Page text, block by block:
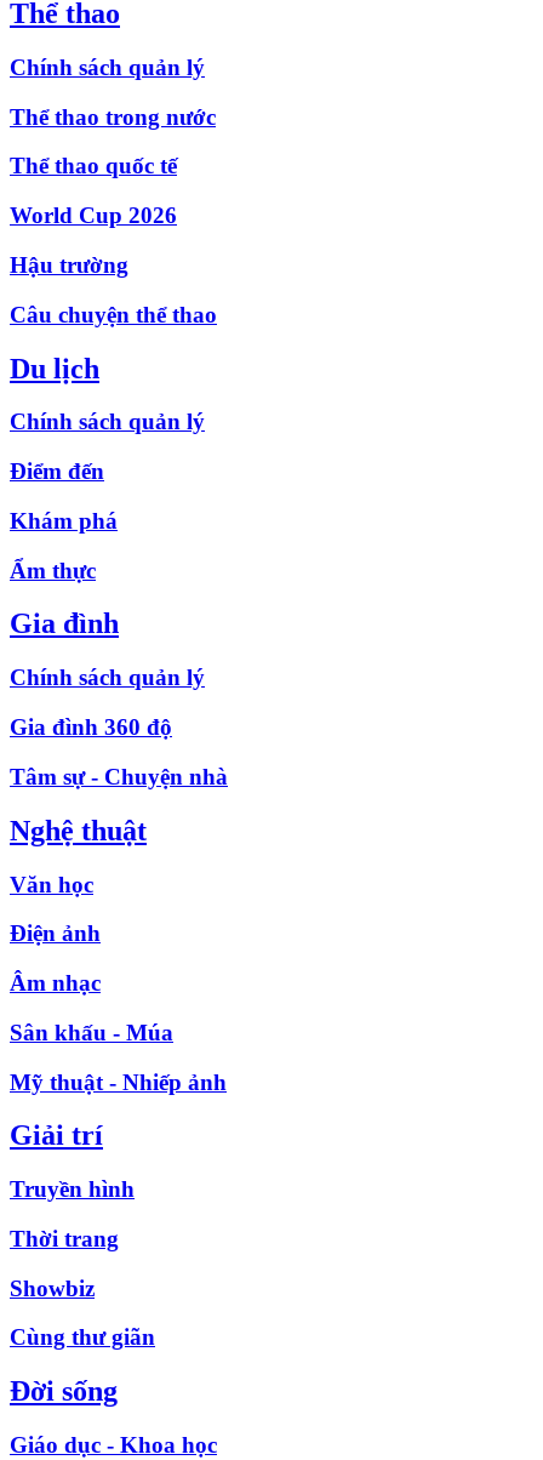
Thể thao
Chính sách quản lý
Thể thao trong nước
Thể thao quốc tế
World Cup 2026
Hậu trường
Câu chuyện thể thao
Du lịch
Chính sách quản lý
Điểm đến
Khám phá
Ẩm thực
Gia đình
Chính sách quản lý
Gia đình 360 độ
Tâm sự - Chuyện nhà
Nghệ thuật
Văn học
Điện ảnh
Âm nhạc
Sân khấu - Múa
Mỹ thuật - Nhiếp ảnh
Giải trí
Truyền hình
Thời trang
Showbiz
Cùng thư giãn
Đời sống
Giáo dục - Khoa học